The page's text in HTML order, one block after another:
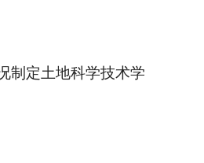
制定土地科学技术学